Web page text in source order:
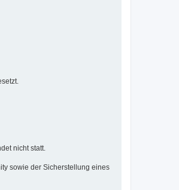
nicht statt.
sowie der Sicherstellung eines